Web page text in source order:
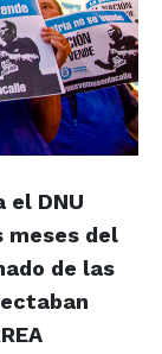
el DNU
meses del
de las